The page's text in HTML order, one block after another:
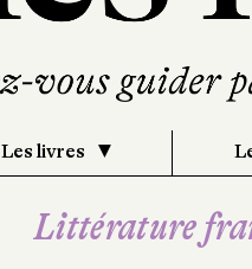
Les livres
Littérature